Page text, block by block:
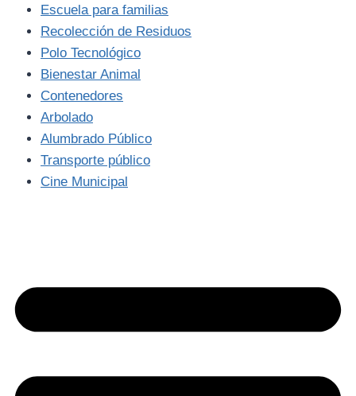
Escuela para familias
Recolección de Residuos
Polo Tecnológico
Bienestar Animal
Contenedores
Arbolado
Alumbrado Público
Transporte público
Cine Municipal